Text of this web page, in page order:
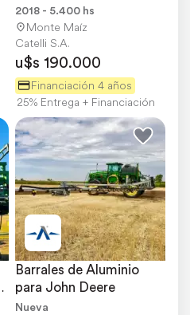
2018 - 5.400 hs
Monte Maíz
Catelli S.A.
u$s 190.000
Financiación 4 años
25% Entrega + Financiación
Barrales de Aluminio
para John Deere
Nueva